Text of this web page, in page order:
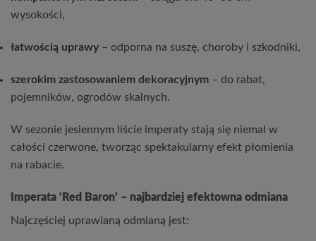
wysokości,
łatwością uprawy – odporna na suszę, choroby i szkodniki,
szerokim zastosowaniem dekoracyjnym – do rabat,
pojemników, ogrodów skalnych.
W sezonie jesiennym liście imperaty stają się niemal w
całości czerwone, tworząc spektakularny efekt płomienia
na rabacie.
Imperata ‘Red Baron’ – najbardziej efektowna odmiana
Najczęściej uprawianą odmianą jest: